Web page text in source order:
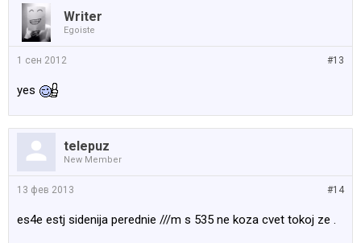
Writer
Egoiste
#13
1 сен 2012
yes
telepuz
New Member
#14
13 фев 2013
es4e estj sidenija perednie ///m s 535 ne koza cvet tokoj ze .